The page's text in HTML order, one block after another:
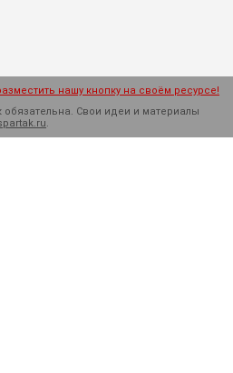
нашу кнопку на своём ресурсе!
Cвои идеи и материалы
.